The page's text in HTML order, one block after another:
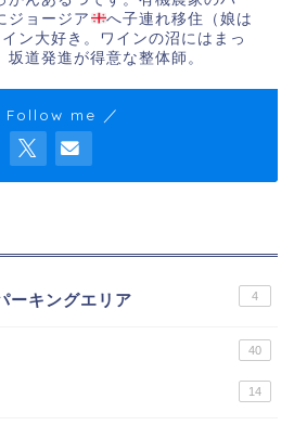
ジョージア
へ子連れ移住（娘は
ン大好き。ワインの沼にはまっ
坂道発進が得意な整体師。
Follow me ／
ーキングエリア 4
40
14